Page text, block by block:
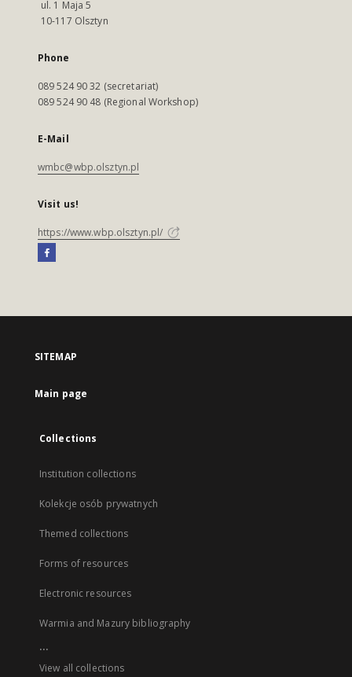
ul. 1 Maja 5
10-117 Olsztyn
Phone
089 524 90 32 (secretariat)
089 524 90 48 (Regional Workshop)
E-Mail
wmbc@wbp.olsztyn.pl
Visit us!
https://www.wbp.olsztyn.pl/
SITEMAP
Main page
Collections
Institution collections
Kolekcje osób prywatnych
Themed collections
Forms of resources
Electronic resources
Warmia and Mazury bibliography
...
View all collections